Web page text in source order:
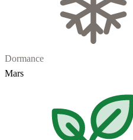
Dormance
Mars